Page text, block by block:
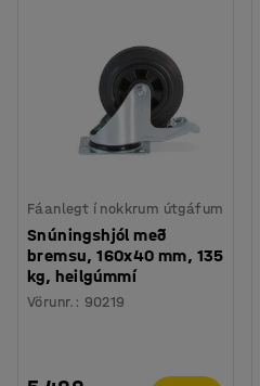
Fáanlegt í nokkrum útgáfum
Snúningshjól með
bremsu, 160x40 mm, 135
kg, heilgúmmí
Vörunr. : 90219